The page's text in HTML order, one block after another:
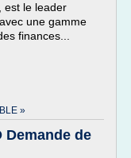
est le leader
une gamme
finances...
»
Demande de